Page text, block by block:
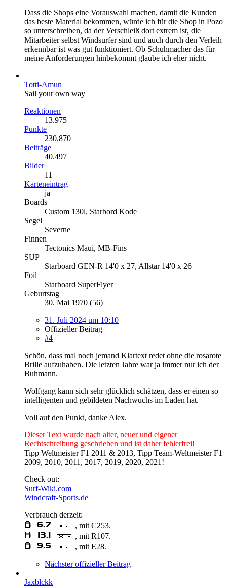
Dass die Shops eine Vorauswahl machen, damit die Kunden
das beste Material bekommen, würde ich für die Shop in Pozo
so unterschreiben, da der Verschleiß dort extrem ist, die
Mitarbeiter selbst Windsurfer sind und auch durch den Verleih
erkennbar ist was gut funktioniert. Ob Schuhmacher das für
meine Anforderungen hinbekommt glaube ich eher nicht.
Totti-Amun
Sail your own way
Reaktionen
13.975
Punkte
230.870
Beiträge
40.497
Bilder
11
Karteneintrag
ja
Boards
Custom 130l, Starbord Kode
Segel
Severne
Finnen
Tectonics Maui, MB-Fins
SUP
Starboard GEN-R 14'0 x 27, Allstar 14'0 x 26
Foil
Starboard SuperFlyer
Geburtstag
30. Mai 1970 (56)
31. Juli 2024 um 10:10
Offizieller Beitrag
#4
Schön, dass mal noch jemand Klartext redet ohne die rosarote
Brille aufzuhaben. Die letzten Jahre war ja immer nur ich der
Buhmann.
Wolfgang kann sich sehr glücklich schätzen, dass er einen so
intelligenten und gebildeten Nachwuchs im Laden hat.
Voll auf den Punkt, danke Alex.
Dieser Text wurde nach alter, neuer und eigener
Rechtschreibung geschrieben und ist daher fehlerfrei!
Tipp Weltmeister F1 2011 & 2013, Tipp Team-Weltmeister F1
2009, 2010, 2011, 2017, 2019, 2020, 2021!
Check out:
Surf-Wiki.com
Windcraft-Sports.de
Verbrauch derzeit:
, mit C253.
, mit R107.
, mit E28.
Nächster offizieller Beitrag
Jaxblckk